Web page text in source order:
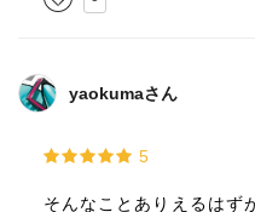
yaokumaさん
5
そんなことありえるはず